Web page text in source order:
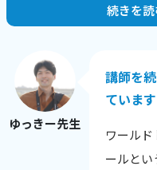
お一人・お一人の希望や
す。
生徒さんの性格や興味の
興味を持った理由から、
で、相手を知ることを
続きを
ゆっきー先生
講師を
ています
ワール
ールと